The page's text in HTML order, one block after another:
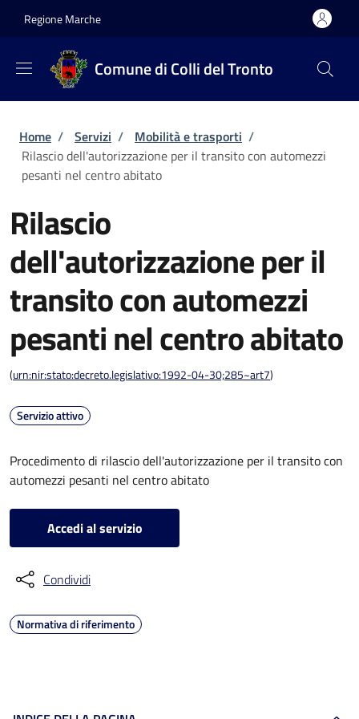
Regione Marche
Comune di Colli del Tronto
Briciole di pane
Home / Servizi / Mobilità e trasporti /
Rilascio dell'autorizzazione per il transito con automezzi
pesanti nel centro abitato
Rilascio
dell'autorizzazione per il
transito con automezzi
pesanti nel centro abitato
(urn:nir:stato:decreto.legislativo:1992-04-30;285~art7)
Servizio attivo
Procedimento di rilascio dell'autorizzazione per il transito con
automezzi pesanti nel centro abitato
Accedi al servizio
Condividi
Normativa di riferimento